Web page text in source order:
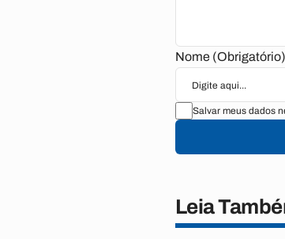
Nome (Obrigatório)
Salvar meus dados
Leia